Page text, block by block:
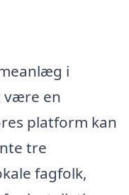
i
være en
platform kan
tre
fagfolk,